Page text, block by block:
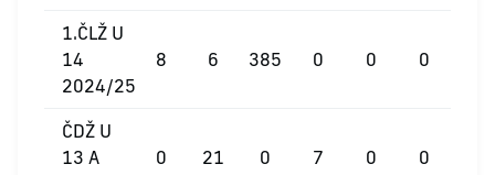
1.ČLŽ U
14
2024/25
8 6 385 0 0 0
ČDŽ U
13 A
0 21 0 7 0 0